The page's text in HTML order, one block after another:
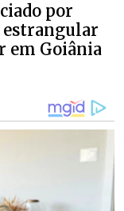
por
estrangular
em Goiânia